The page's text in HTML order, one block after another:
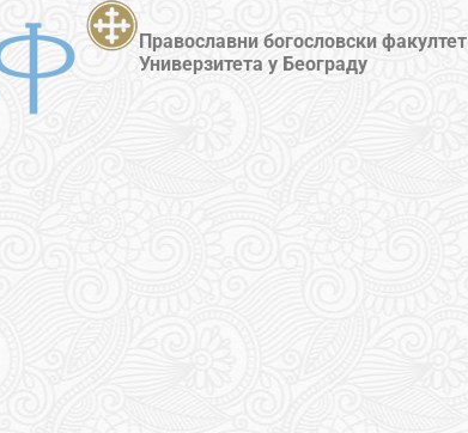
Православни богословски факултет
Универзитета у Београду